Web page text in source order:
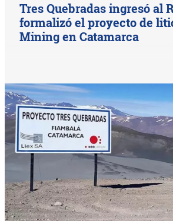
Tres Quebradas ingresó al
formalizó el proyecto de
Mining en Catamarca